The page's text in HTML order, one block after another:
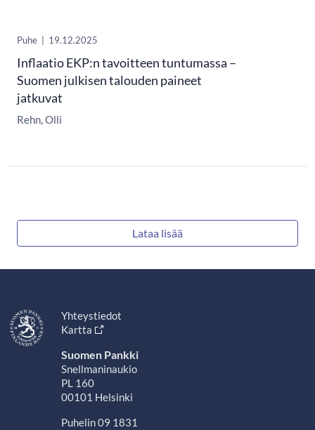
Puhe 19.12.2025
Inflaatio EKP:n tavoitteen tuntumassa –
Suomen julkisen talouden paineet
jatkuvat
Rehn, Olli
Lataa lisää
Yhteystiedot
Kartta
Suomen Pankki
Snellmaninaukio
PL 160
00101 Helsinki
Puhelin 09 1831